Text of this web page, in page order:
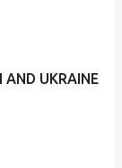
AND UKRAINE